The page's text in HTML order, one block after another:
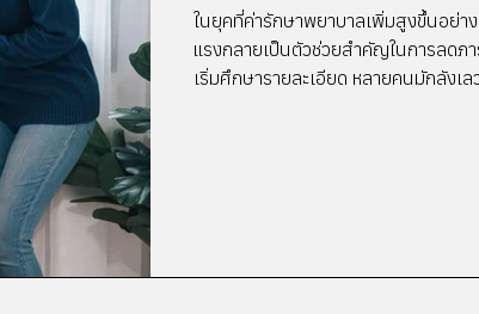
ในยุคที่ค่ารักษาพยาบาลเพิ่มสูงขึ้นอย่า
แรงกลายเป็นตัวช่วยสำคัญในการลดภา
เริ่มศึกษารายละเอียด หลายคนมักลังเ